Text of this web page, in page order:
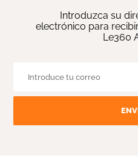
Introduzca su
electrónico para
Le360